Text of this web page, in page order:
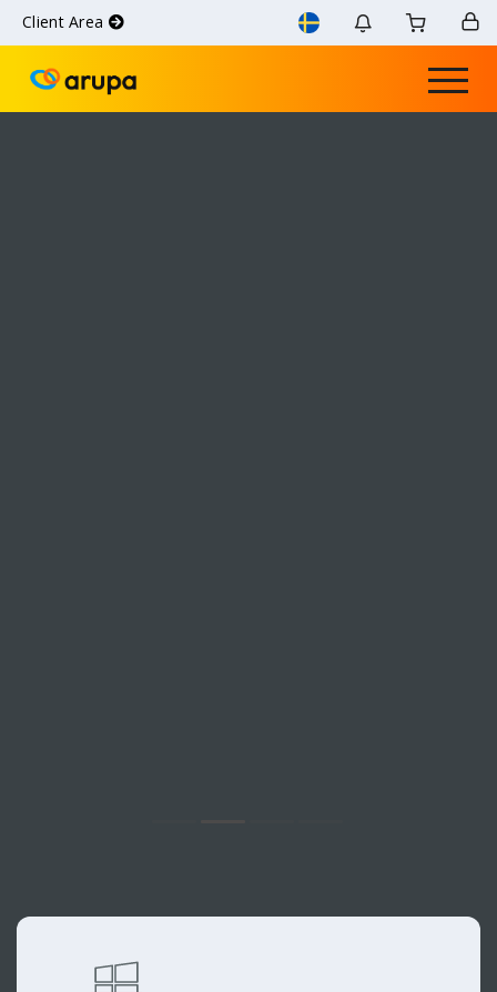
Client Area